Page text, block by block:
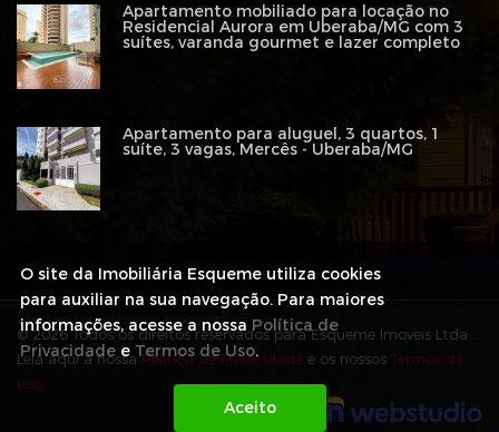
Apartamento mobiliado para locação no
Residencial Aurora em Uberaba/MG com 3
suítes, varanda gourmet e lazer completo
Apartamento para aluguel, 3 quartos, 1
suíte, 3 vagas, Mercês - Uberaba/MG
© 2026 Todos os direitos reservados para Esqueme Imoveis Ltda .
Leia aqui a nossaPolítica de Privacidade e os nossos Termos de
uso.
O site da Imobiliária Esqueme utiliza cookies
para auxiliar na sua navegação. Para maiores
informações, acesse a nossa Política de
PrivacidadeeTermos de Uso.